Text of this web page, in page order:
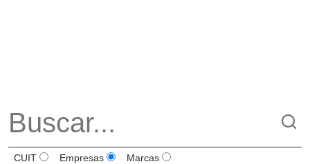
CUIT Empresas Marcas